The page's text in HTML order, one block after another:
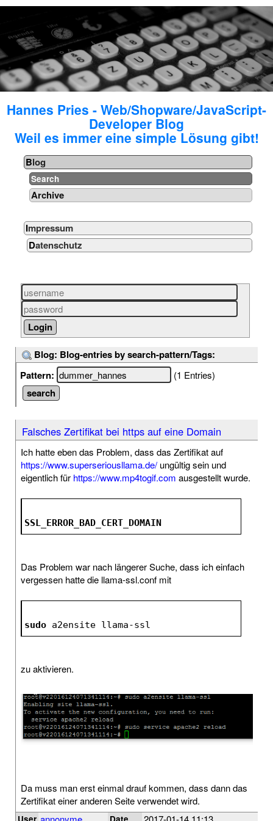
Hannes Pries - Web/Shopware/JavaScript-
Developer Blog
Weil es immer eine simple Lösung gibt!
Blog
Search
Archive
Impressum
Datenschutz
Blog: Blog-entries by search-pattern/Tags:
Pattern:
(1 Entries)
Falsches Zertifikat bei https auf eine Domain
Ich hatte eben das Problem, dass das Zertifikat auf
https://www.superseriousllama.de/ungültig sein und
eigentlich für https://www.mp4togif.com ausgestellt wurde.
SSL_ERROR_BAD_CERT_DOMAIN
Das Problem war nach längerer Suche, dass ich einfach
vergessen hatte die llama-ssl.conf mit
sudo a2ensite llama-ssl
zu aktivieren.
Da muss man erst einmal drauf kommen, dass dann das
Zertifikat einer anderen Seite verwendet wird.